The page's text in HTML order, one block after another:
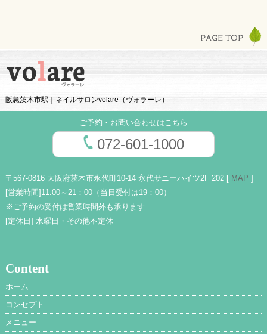
阪急茨木市駅｜ネイルサロンvolare（ヴォラーレ）
ご予約・お問い合わせはこちら
072-601-1000
〒567-0816 大阪府茨木市永代町10-14 永代サニーハイツ2F 202 [ MAP ]
[営業時間] 11:00～21：00（当日受付は19：00）
※ご予約の受付は営業時間外も承ります
[定休日] 水曜日・その他不定休
Content
ホーム
コンセプト
メニュー